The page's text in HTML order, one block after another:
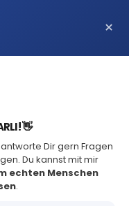
nun auch
×
👋
Dir gern Fragen
Du kannst mit mir
echten Menschen
.